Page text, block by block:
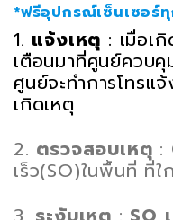
*ฟรีอุปกรณ์เซ็นเซอร์
1. แจ้งเหตุ : เมื่อเ
เตือนมาที่ศูนย์ควบ
ศูนย์จะทำการโทรแ
เกิดเหตุ
2. ตรวจสอบเหตุ :
เร็ว(SO)ในพื้นที่ ที่